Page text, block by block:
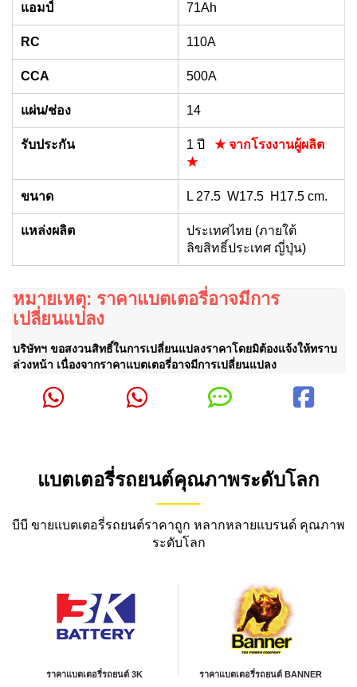
แอมป์ 71Ah
RC 110A
CCA 500A
แผ่น/ช่อง 14
รับประกัน 1 ปี ★ จากโรงงานผู้ผลิต
★
ขนาด L 27.5 W17.5 H17.5 cm.
แหล่งผลิต
ประเทศไทย (ภายใต้
ลิขสิทธิ์ประเทศ ญี่ปุ่น)
หมายเหตุ: ราคาแบตเตอรี่อาจมีการ
เปลี่ยนแปลง
บริษัทฯ ขอสงวนสิทธิ์ในการเปลี่ยนแปลงราคาโดยมิต้องแจ้งให้ทราบ
ล่วงหน้า เนื่องจากราคาแบตเตอรี่อาจมีการเปลี่ยนแปลง
แบตเตอรี่รถยนต์คุณภาพระดับโลก
บีบี ขายแบตเตอรี่รถยนต์ราคาถูก หลากหลายแบรนด์ คุณภาพ
ระดับโลก
ราคาแบตเตอรี่รถยนต์ 3K ราคาแบตเตอรี่รถยนต์ BANNER